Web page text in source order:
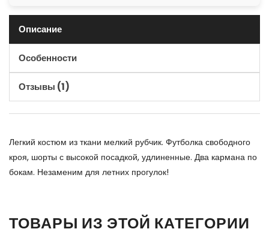
Описание
Особенности
Отзывы (1)
Легкий костюм из ткани мелкий рубчик. Футболка свободного
кроя, шорты с высокой посадкой, удлиненные. Два кармана по
бокам. Незаменим для летних прогулок!
ТОВАРЫ ИЗ ЭТОЙ КАТЕГОРИИ